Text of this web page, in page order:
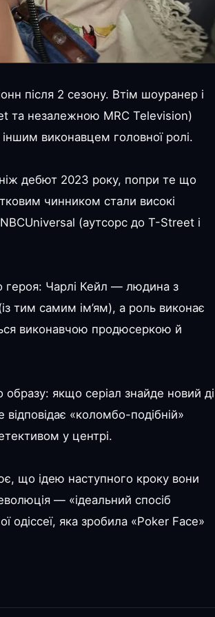
після 2 сезону. Втім шоуранер і
та незалежною MRC Television)
виконавцем головної ролі.
дебют 2023 року, попри те що
чинником стали високі
(аутсорс до T-Street і
героя: Чарлі Кейл — людина з
тим самим ім’ям), а роль виконає
виконавчою продюсеркою й
образу: якщо серіал знайде новий
«коломбо-подібній»
у центрі.
що ідею наступного кроку вони
— «ідеальний спосіб
одіссеї, яка зробила «Poker Face»